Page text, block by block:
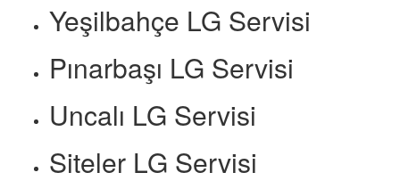
Yeşilbahçe LG Servisi
Pınarbaşı LG Servisi
Uncalı LG Servisi
Siteler LG Servisi